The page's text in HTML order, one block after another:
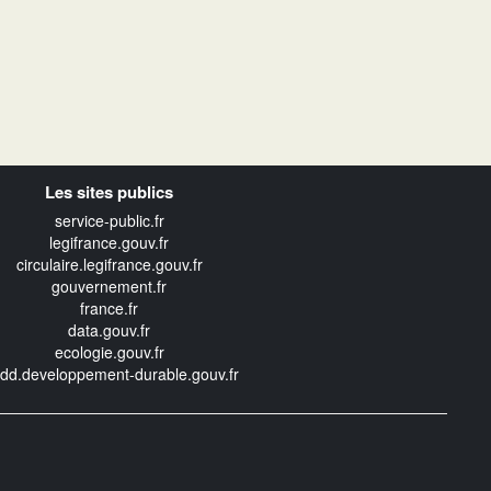
Les sites publics
service-public.fr
legifrance.gouv.fr
circulaire.legifrance.gouv.fr
gouvernement.fr
france.fr
data.gouv.fr
ecologie.gouv.fr
durable.gouv.fr